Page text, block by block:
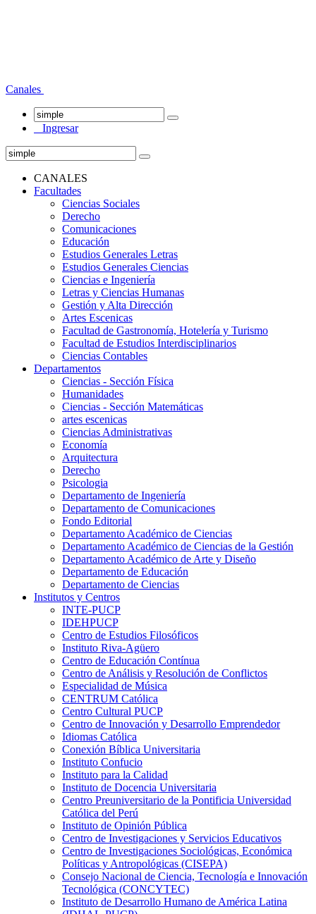
Canales
Ingresar
CANALES
Facultades
Ciencias Sociales
Derecho
Comunicaciones
Educación
Estudios Generales Letras
Estudios Generales Ciencias
Ciencias e Ingeniería
Letras y Ciencias Humanas
Gestión y Alta Dirección
Artes Escenicas
Facultad de Gastronomía, Hotelería y Turismo
Facultad de Estudios Interdisciplinarios
Ciencias Contables
Departamentos
Ciencias - Sección Física
Humanidades
Ciencias - Sección Matemáticas
artes escenicas
Ciencias Administrativas
Economía
Arquitectura
Derecho
Psicologia
Departamento de Ingeniería
Departamento de Comunicaciones
Fondo Editorial
Departamento Académico de Ciencias
Departamento Académico de Ciencias de la Gestión
Departamento Académico de Arte y Diseño
Departamento de Educación
Departamento de Ciencias
Institutos y Centros
INTE-PUCP
IDEHPUCP
Centro de Estudios Filosóficos
Instituto Riva-Agüero
Centro de Educación Contínua
Centro de Análisis y Resolución de Conflictos
Especialidad de Música
CENTRUM Católica
Centro Cultural PUCP
Centro de Innovación y Desarrollo Emprendedor
Idiomas Católica
Conexión Bíblica Universitaria
Instituto Confucio
Instituto para la Calidad
Instituto de Docencia Universitaria
Centro Preuniversitario de la Pontificia Universidad
Católica del Perú
Instituto de Opinión Pública
Centro de Investigaciones y Servicios Educativos
Centro de Investigaciones Sociológicas, Económica
Políticas y Antropológicas (CISEPA)
Consejo Nacional de Ciencia, Tecnología e Innovación
Tecnológica (CONCYTEC)
Instituto de Desarrollo Humano de América Latina